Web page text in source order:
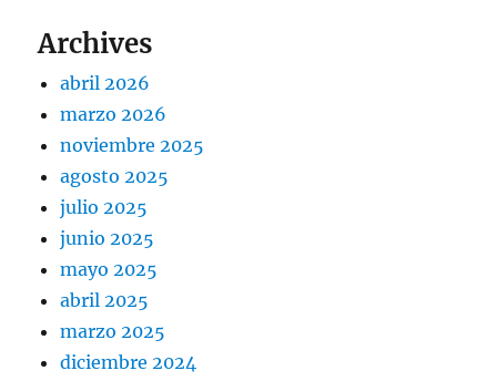
Archives
abril 2026
marzo 2026
noviembre 2025
agosto 2025
julio 2025
junio 2025
mayo 2025
abril 2025
marzo 2025
diciembre 2024